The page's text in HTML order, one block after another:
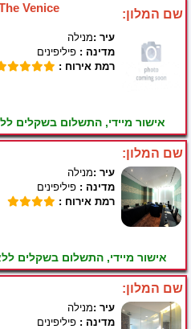
Venice
שם המלון:
עיר :מנילה
מדינה : פיליפינים
רמת אירוח :
אישור מיידי, התשלום בשקלים
שם המלון:
עיר :מנילה
מדינה : פיליפינים
רמת אירוח :
אישור מיידי, התשלום בשקלים
שם המלון:
עיר :מנילה
מדינה : פיליפינים